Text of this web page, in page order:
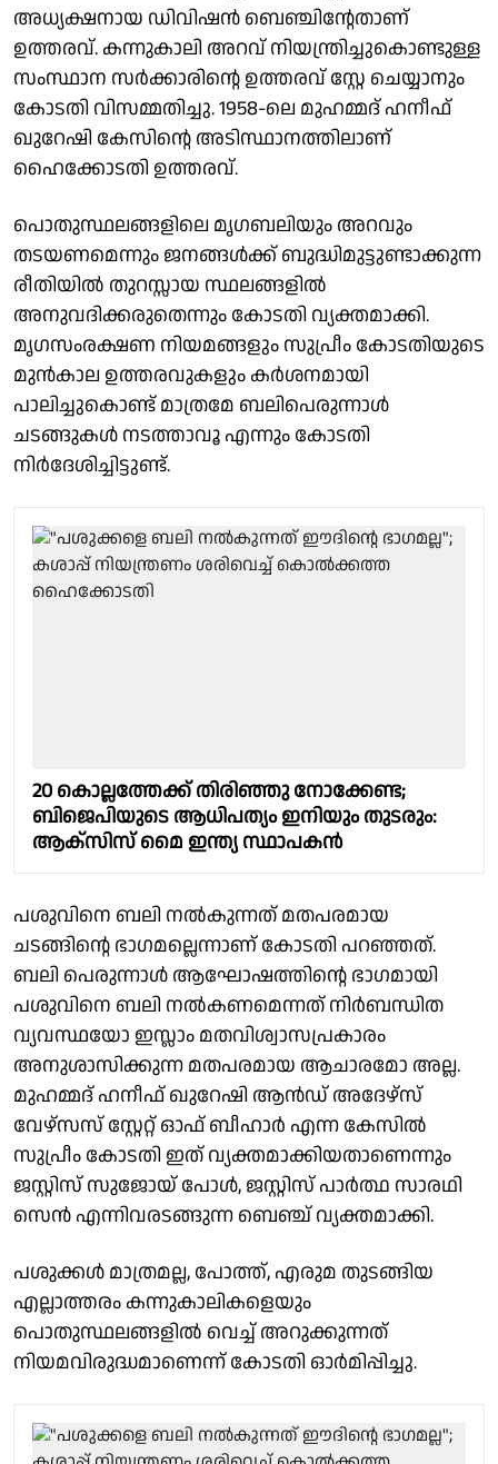
അധ്യക്ഷനായ ഡിവിഷന്‍ ബെഞ്ചിന്റേതാണ്
ഉത്തരവ്. കന്നുകാലി അറവ് നിയന്ത്രിച്ചുകൊണ്ടുള്ള
സംസ്ഥാന സര്‍ക്കാരിന്റെ ഉത്തരവ് സ്റ്റേ ചെയ്യാനും
കോടതി വിസമ്മതിച്ചു. 1958-ലെ മുഹമ്മദ് ഹനീഫ്
ഖുറേഷി കേസിന്റെ അടിസ്ഥാനത്തിലാണ്
ഹൈക്കോടതി ഉത്തരവ്.
പൊതുസ്ഥലങ്ങളിലെ മൃഗബലിയും അറവും
തടയണമെന്നും ജനങ്ങള്‍ക്ക് ബുദ്ധിമുട്ടുണ്ടാക്കുന്ന
രീതിയില്‍ തുറസ്സായ സ്ഥലങ്ങളില്‍
അനുവദിക്കരുതെന്നും കോടതി വ്യക്തമാക്കി.
മൃഗസംരക്ഷണ നിയമങ്ങളും സുപ്രീം കോടതിയുടെ
മുന്‍കാല ഉത്തരവുകളും കര്‍ശനമായി
പാലിച്ചുകൊണ്ട് മാത്രമേ ബലിപെരുന്നാള്‍
ചടങ്ങുകള്‍ നടത്താവൂ എന്നും കോടതി
നിര്‍ദേശിച്ചിട്ടുണ്ട്.
20 കൊല്ലത്തേക്ക് തിരിഞ്ഞു നോക്കേണ്ട;
ബിജെപിയുടെ ആധിപത്യം ഇനിയും തുടരും:
ആക്‌സിസ് മൈ ഇന്ത്യ സ്ഥാപകന്‍
പശുവിനെ ബലി നല്‍കുന്നത് മതപരമായ
ചടങ്ങിന്റെ ഭാഗമല്ലെന്നാണ് കോടതി പറഞ്ഞത്.
ബലി പെരുന്നാള്‍ ആഘോഷത്തിന്റെ ഭാഗമായി
പശുവിനെ ബലി നല്‍കണമെന്നത് നിര്‍ബന്ധിത
വ്യവസ്ഥയോ ഇസ്ലാം മതവിശ്വാസപ്രകാരം
അനുശാസിക്കുന്ന മതപരമായ ആചാരമോ അല്ല.
മുഹമ്മദ് ഹനീഫ് ഖുറേഷി ആന്‍ഡ് അദേഴ്‌സ്
വേഴ്‌സസ് സ്റ്റേറ്റ് ഓഫ് ബീഹാര്‍ എന്ന കേസില്‍
സുപ്രീം കോടതി ഇത് വ്യക്തമാക്കിയതാണെന്നും
ജസ്റ്റിസ് സുജോയ് പോള്‍, ജസ്റ്റിസ് പാര്‍ത്ഥ സാരഥി
സെന്‍ എന്നിവരടങ്ങുന്ന ബെഞ്ച് വ്യക്തമാക്കി.
പശുക്കള്‍ മാത്രമല്ല, പോത്ത്, എരുമ തുടങ്ങിയ
എല്ലാത്തരം കന്നുകാലികളെയും
പൊതുസ്ഥലങ്ങളില്‍ വെച്ച് അറുക്കുന്നത്
നിയമവിരുദ്ധമാണെന്ന് കോടതി ഓര്‍മിപ്പിച്ചു.